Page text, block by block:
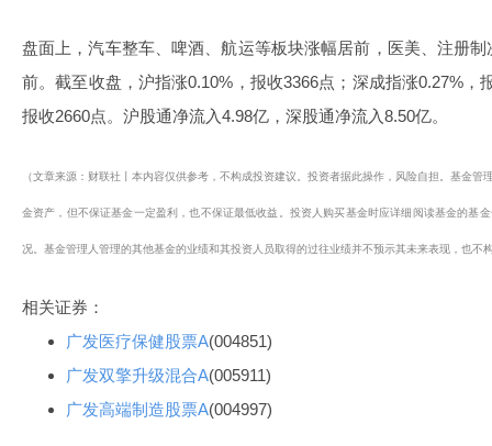
盘面上，汽车整车、啤酒、航运等板块涨幅居前，医美、注册
前。截至收盘，沪指涨0.10%，报收3366点；深成指涨0.27%，
报收2660点。沪股通净流入4.98亿，深股通净流入8.50亿。
（文章来源：财联社丨本内容仅供参考，不构成投资建议。投资者据此操作，风险自担。基金
金资产，但不保证基金一定盈利，也不保证最低收益。投资人购买基金时应详细阅读基金的基
况。基金管理人管理的其他基金的业绩和其投资人员取得的过往业绩并不预示其未来表现，也不
相关证券：
广发医疗保健股票A(004851)
广发双擎升级混合A(005911)
广发高端制造股票A(004997)